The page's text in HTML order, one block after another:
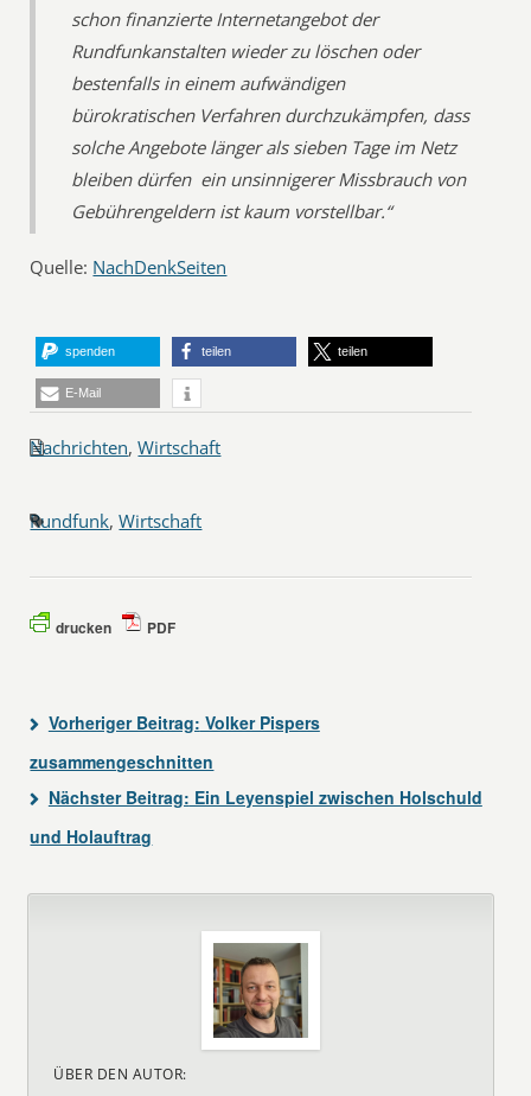
schon finanzierte Internetangebot der
Rundfunkanstalten wieder zu löschen oder
bestenfalls in einem aufwändigen
bürokratischen Verfahren durchzukämpfen, dass
solche Angebote länger als sieben Tage im Netz
bleiben dürfen  ein unsinnigerer Missbrauch von
Gebührengeldern ist kaum vorstellbar.“
Quelle: NachDenkSeiten
spenden teilen teilen
E-Mail
Nachrichten,Wirtschaft
Rundfunk,Wirtschaft
drucken PDF
Vorheriger Beitrag: Volker Pispers
zusammengeschnitten
Nächster Beitrag: Ein Leyenspiel zwischen Holschuld
und Holauftrag
ÜBER DEN AUTOR: